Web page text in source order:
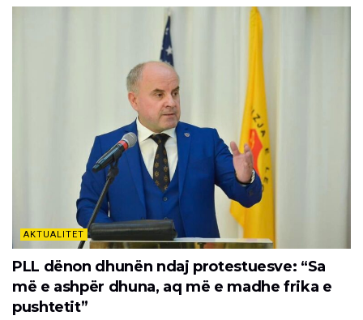
AKTUALITET
PLL dënon dhunën ndaj protestuesve: “Sa
më e ashpër dhuna, aq më e madhe frika e
pushtetit”